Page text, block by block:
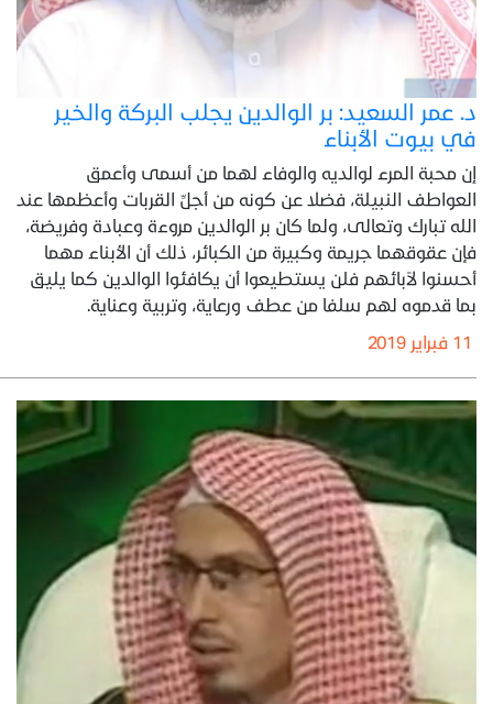
د. عمر السعيد: بر الوالدين يجلب البركة والخير
في بيوت الأبناء
إن محبة المرء لوالديه والوفاء لهما من أسمى وأعمق
العواطف النبيلة، فضلا عن كونه من أجلِّ القربات وأعظمها عند
الله تبارك وتعالى، ولما كان بر الوالدين مروءة وعبادة وفريضة،
فإن عقوقهما جريمة وكبيرة من الكبائر، ذلك أن الأبناء مهما
أحسنوا لآبائهم فلن يستطيعوا أن يكافئوا الوالدين كما يليق
بما قدموه لهم سلفا من عطف ورعاية، وتربية وعناية.